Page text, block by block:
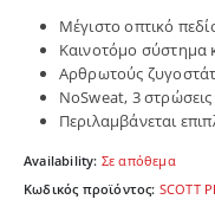
Μέγιστο οπτικό
Καινοτόμο σύστημα
Αρθρωτούς
NoSweat, 3
Περιλαμβάνεται
Availability: Σε απόθεμα
Κωδικός προϊόντος: SCOTT